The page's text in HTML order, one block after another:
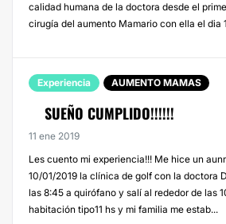
calidad humana de la doctora desde el
cirugía del aumento Mamario con ella el dia
Experiencia AUMENTO MAMAS
SUEÑO CUMPLIDO!!!!!!
11 ene 2019
Les cuento mi experiencia!!! Me hice un
10/01/2019 la clínica de golf con la doctora
las 8:45 a quirófano y salí al rededor de las
habitación tipo11 hs y mi familia me estab...